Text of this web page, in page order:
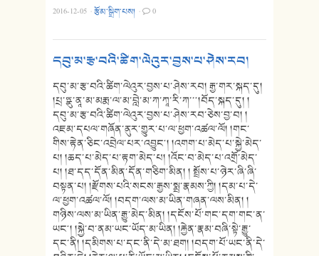
2016-12-05 ·རྩོམ་སྒྲིག་པས། · 0
དབུ་མ་རྩ་བའི་ཚིག་ལེའུར་བྱས་པ་ཤེས་རབ།
དབུ་མ་རྩ་བའི་ཚིག་ལེའུར་བྱས་པ་ཤེས་རབ། རྒྱ་གར་སྐད་དུ།
།པྲ་ཏྣུ་ནཱ་མ་མརྨ་ལ་མ་བླེ་མ་ཀ་ཀཱ་རི་ཀ་་༌།བོད་སྐད་དུ། །
དབུ་མ་རྩ་བའི་ཚིག་ལེའུར་བྱས་པ་ཤེས་རབ་ཅེས་བྱ་བ། །
འཇམ་དཔལ་གཞོན་ནུར་གྱུར་པ་ལ་ཕྱག་འཚལ་ལོ། །གང་
གིས་རྟེན་ཅིང་འབྲེལ་པར་འབྱུང༌། །འགག་པ་མེད་པ་སྐྱེ་མེད་
པ། །ཆད་པ་མེད་པ་རྟག་མེད་པ། །འོང་བ་མེད་པ་འགྲོ་མེད་
པ། །ཐ་དད་དོན་མིན་དོན་གཅིག་མིན། ། སྤྲོས་པ་ཉེར་ཞི་ཞི་
བསྟན་པ། །རྫོགས་པའི་སངས་རྒྱས་སྨྲ་རྣམས་ཀྱི། །དམ་པ་དེ་
ལ་ཕྱག་འཚལ་ལོ། །བདག་ལས་མ་ཡིན་གཞན་ལས་མིན། །
གཉིས་ལས་མ་ཡིན་རྒྱུ་མེད་མིན། །དངོས་པོ་གང་དག་གང་ན་
ཡང༌། །སྐྱེ་བ་ནམ་ཡང་ཡོད་མ་ཡིན། །རྐྱེན་རྣམ་བཞི་སྟེ་རྒྱུ་
དང་ནི། །དམིགས་པ་དང་ནི་དེ་མ་ཐག། །བདག་པོ་ཡང་ནི་དེ་